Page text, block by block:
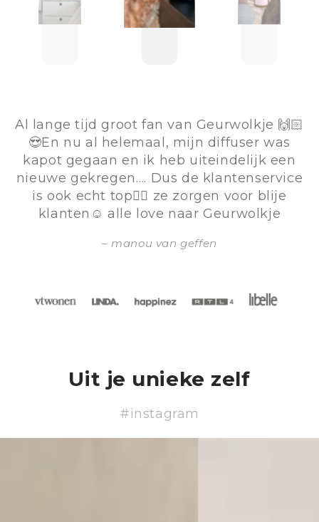
Al lange tijd groot fan van Geurwolkje 🙌🏻
😍En nu al helemaal, mijn diffuser was
kapot gegaan en ik heb uiteindelijk een
nieuwe gekregen…. Dus de klantenservice
is ook echt top👌🏻 ze zorgen voor blije
klanten☺️ alle love naar Geurwolkje
manou van geffen
Uit je unieke zelf
#instagram